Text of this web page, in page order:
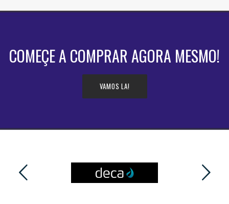
COMEÇE A COMPRAR AGORA MESMO!
VAMOS LA!